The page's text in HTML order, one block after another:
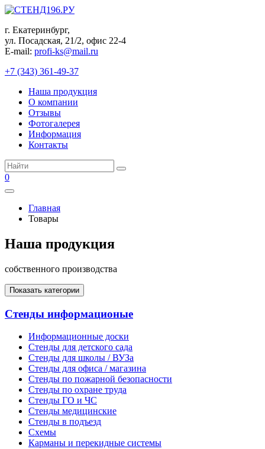
Перейти
контенту
г. Екатеринбург,
ул. Посадская, 21/2, офис 22-4
E-mail: profi-ks@mail.ru
+7 (343) 361-49-37
Наша продукция
О компании
Отзывы
Фотогалерея
Информация
Контакты
Поиск:
0
Главная
Товары
Наша продукция
собственного производства
Показать категории
Стенды информационые
Информационные доски
Стенды для детского сада
Стенды для школы / ВУЗа
Стенды для офиса / магазина
Стенды по пожарной безопасности
Стенды по охране труда
Стенды ГО и ЧС
Стенды медицинские
Стенды в подъезд
Схемы
Карманы и перекидные системы